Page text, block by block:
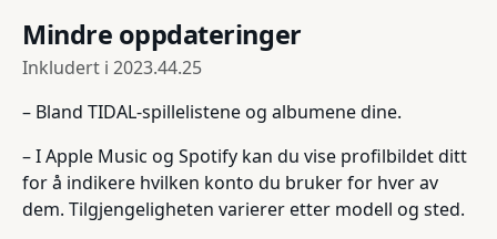
Mindre oppdateringer
Inkludert i 2023.44.25
– Bland TIDAL-spillelistene og albumene dine.
– I Apple Music og Spotify kan du vise profilbildet ditt
for å indikere hvilken konto du bruker for hver av
dem. Tilgjengeligheten varierer etter modell og sted.